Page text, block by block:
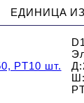
ЕДИНИЦА